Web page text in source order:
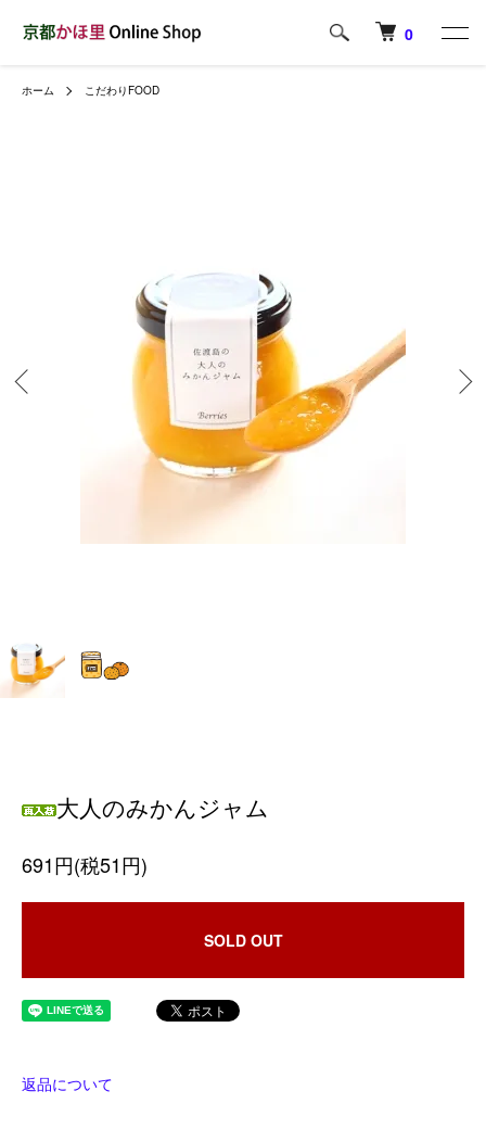
0
ホーム こだわりFOOD
大人のみかんジャム
691円(税51円)
SOLD OUT
返品について